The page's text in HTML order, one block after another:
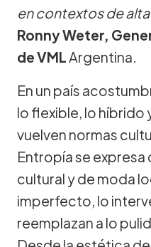
en contextos de
Ronny Weter,
de VML Argentina.
En un país
lo flexible, lo híbrido
vuelven normas
Entropía se expresa
cultural y de moda
imperfecto, lo
reemplazan a lo